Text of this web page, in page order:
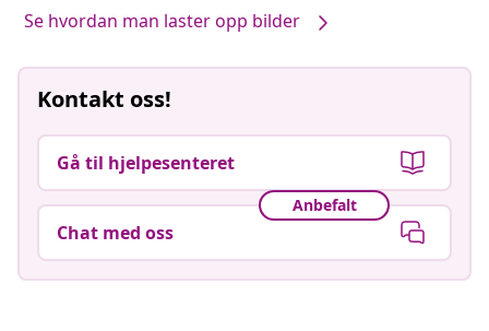
Se hvordan man laster opp bilder
Kontakt oss!
Gå til hjelpesenteret
Anbefalt
Chat med oss